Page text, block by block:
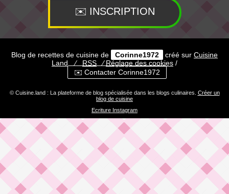
Blog de recettes de cuisine de Corinne1972 créé sur Cuisine
Land
⁄ RSS ⁄Réglage des cookies /
✉️ Contacter Corinne1972
© Cuisine.land : La plateforme de blog spécialisée dans les blogs culinaires. Créer un
blog de cuisine
Ecriture Instagram